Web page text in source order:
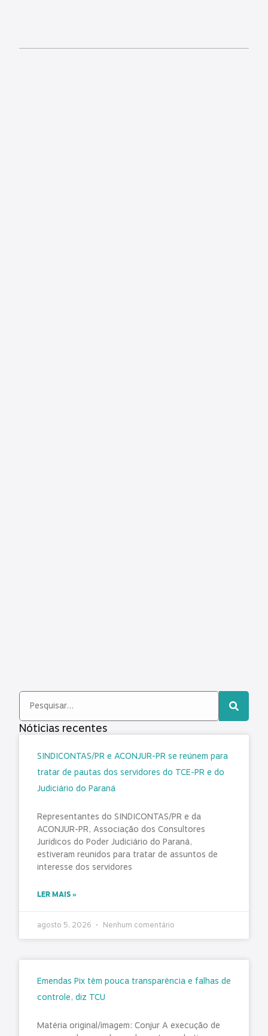
Nóticias recentes
SINDICONTAS/PR e ACONJUR-PR se reúnem para
tratar de pautas dos servidores do TCE-PR e do
Judiciário do Paraná
Representantes do SINDICONTAS/PR e da
ACONJUR-PR, Associação dos Consultores
Jurídicos do Poder Judiciário do Paraná,
estiveram reunidos para tratar de assuntos de
interesse dos servidores
LER MAIS »
agosto 5, 2026 Nenhum comentário
Emendas Pix têm pouca transparência e falhas de
controle, diz TCU
Matéria original/imagem: Conjur A execução de